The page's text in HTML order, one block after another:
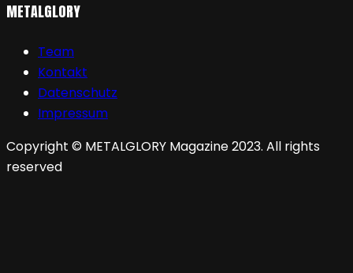
METALGLORY
Team
Kontakt
Datenschutz
Impressum
Copyright © METALGLORY Magazine 2023. All rights
reserved